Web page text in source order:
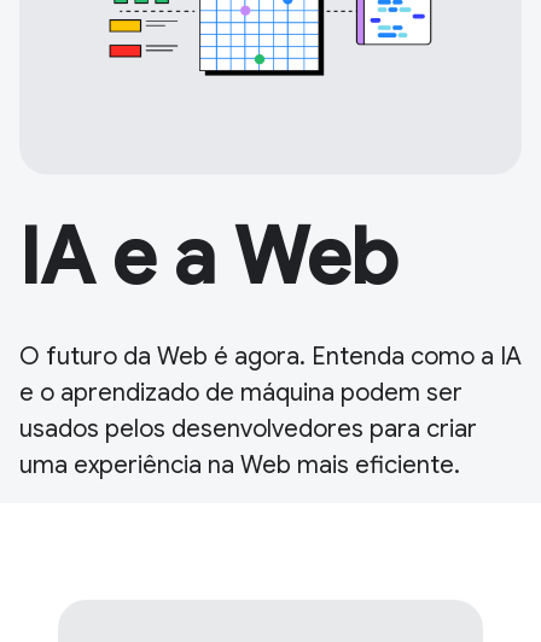
IA e a Web
O futuro da Web é agora. Entenda como a IA
e o aprendizado de máquina podem ser
usados pelos desenvolvedores para criar
uma experiência na Web mais eficiente.